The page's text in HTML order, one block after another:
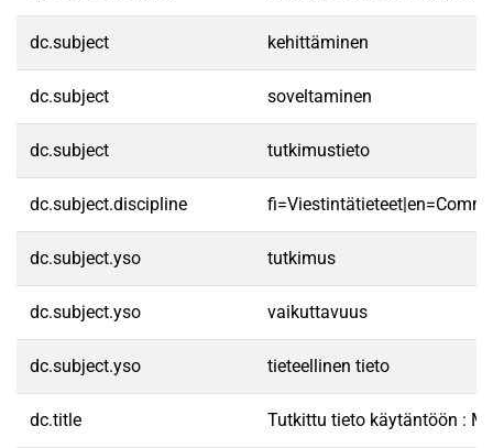
dc.subject kehittäminen
dc.subject soveltaminen
dc.subject tutkimustieto
dc.subject.discipline
dc.subject.yso tutkimus
dc.subject.yso vaikuttavuus
dc.subject.yso tieteellinen tieto
dc.title Tutkittu tieto käytäntöön :